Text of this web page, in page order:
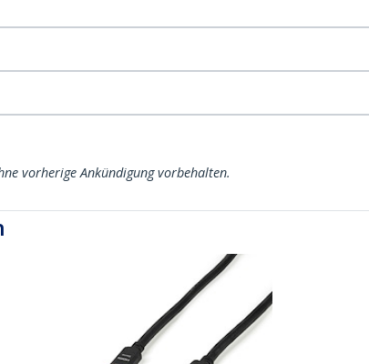
vorherige Ankündigung vorbehalten.